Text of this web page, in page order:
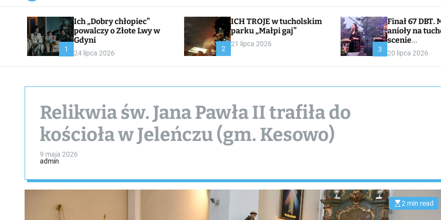
a
a
s
W
i
t
1
Ich „Dobry chłopiec”
powalczy o Złote Lwy w
Gdyni
24 lipca 2026
2
ICH TROJE w tucholskim
parku „Małpi gaj”
21 lipca 2026
3
Finał 67 DBT. Muzyczne
anioły na
scenie
CHOJNACKA//
I
20 lipca 2026
Relikwia św. Jana Pawła II trafiła do
kościoła w Jeleńczu (gm. Kesowo)
9 maja 2026
admin
E
2 min read